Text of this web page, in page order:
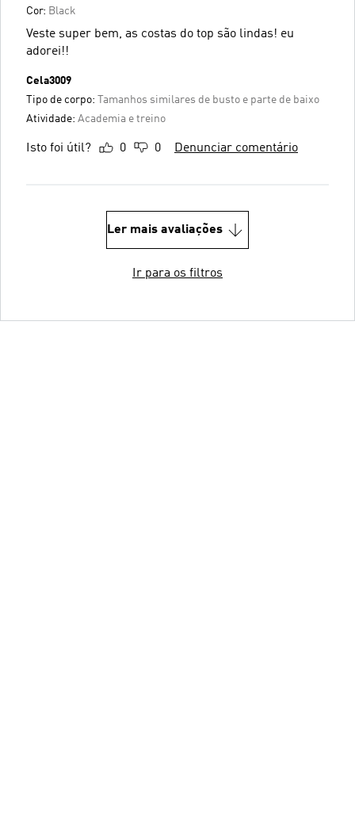
Cor: Black
Veste super bem, as costas do top são lindas! eu
adorei!!
Cela3009
Tipo de corpo:
Tamanhos similares de busto e parte de baixo
Atividade: Academia e treino
Isto foi útil? 0 0 Denunciar comentário
Ler mais avaliações
Ir para os filtros